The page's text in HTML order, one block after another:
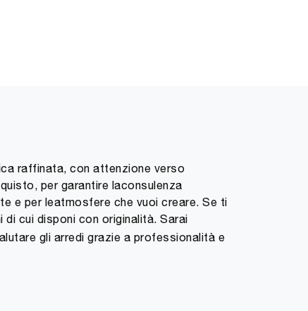
raffinata, con attenzione verso
per garantire laconsulenza
e per leatmosfere che vuoi creare. Se ti
di cui disponi con originalità. Sarai
gli arredi grazie a professionalità e